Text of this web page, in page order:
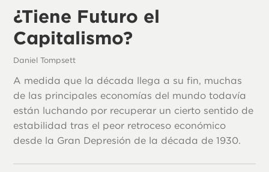
¿Tiene Futuro el
Capitalismo?
Daniel Tompsett
A medida que la década llega a su fin, muchas
de las principales economías del mundo todavía
están luchando por recuperar un cierto sentido de
estabilidad tras el peor retroceso económico
desde la Gran Depresión de la década de 1930.